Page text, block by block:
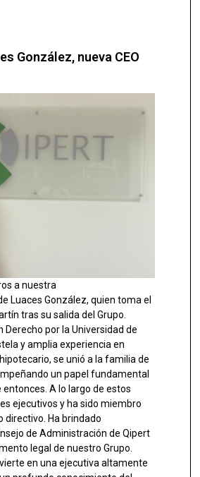
González, nueva CEO
a nuestra
Luaces González, quien toma el
tras su salida del Grupo.
Derecho por la Universidad de
y amplia experiencia en
se unió a la familia de
un papel fundamental
A lo largo de estos
ejecutivos y ha sido miembro
directivo. Ha brindado
de Administración de Qipert
legal de nuestro Grupo.
en una ejecutiva altamente